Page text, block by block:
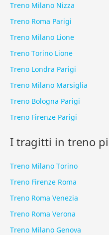
Treno Milano Nizza
Treno Roma Parigi
Treno Milano Lione
Treno Torino Lione
Treno Londra Parigi
Treno Milano Marsiglia
Treno Bologna Parigi
Treno Firenze Parigi
I tragitti in treno
Treno Milano Torino
Treno Firenze Roma
Treno Roma Venezia
Treno Roma Verona
Treno Milano Genova